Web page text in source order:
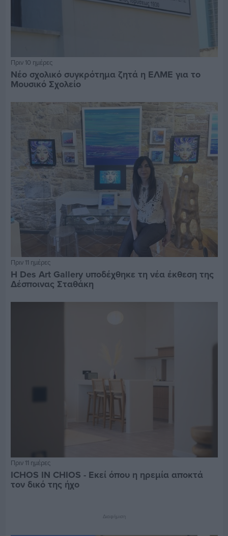
Πριν 10 ημέρες
Νέο σχολικό συγκρότημα ζητά η ΕΛΜΕ για το
Μουσικό Σχολείο
Πριν 11 ημέρες
Η Des Art Gallery υποδέχθηκε τη νέα έκθεση της
Δέσποινας Σταθάκη
Πριν 11 ημέρες
ICHOS IN CHIOS - Εκεί όπου η ηρεμία αποκτά
τον δικό της ήχο
Διαφήμιση